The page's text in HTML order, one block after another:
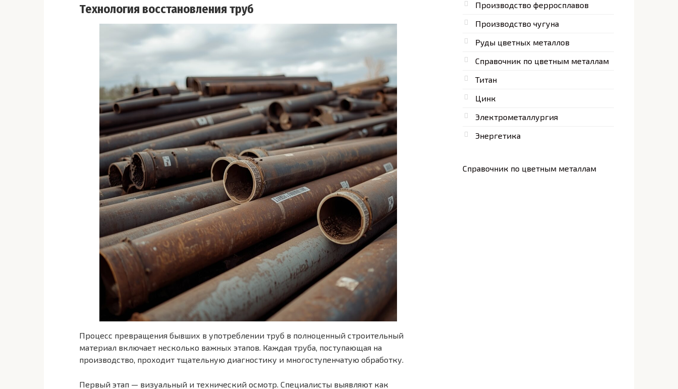
Технология восстановления труб
Процесс превращения бывших в употреблении труб в полноценный строительный
материал включает несколько важных этапов. Каждая труба, поступающая на
производство, проходит тщательную диагностику и многоступенчатую обработку.
Первый этап — визуальный и технический осмотр. Специалисты выявляют как
Производство ферросплавов
Производство чугуна
Руды цветных металлов
Справочник по цветным металлам
Титан
Цинк
Электрометаллургия
Энергетика
Справочник по цветным металлам